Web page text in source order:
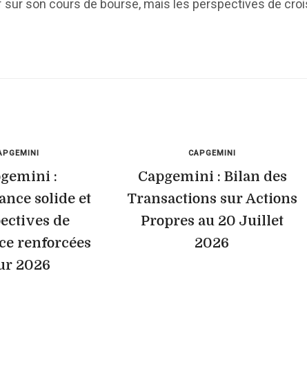
son cours de bourse, mais les perspectives de
:
solide et
de
renforcées
2026
CAPGEMINI
Capgemini : Bilan des
Transactions sur Actions
Propres au 20 Juillet
2026